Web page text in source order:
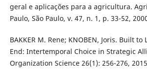
geral e aplicações para a agricultura.
Paulo, São Paulo, v. 47, n. 1, p. 33-52,
BAKKER M. Rene; KNOBEN, Joris. Built
End: Intertemporal Choice in Strategic
Organization Science 26(1): 256-276,